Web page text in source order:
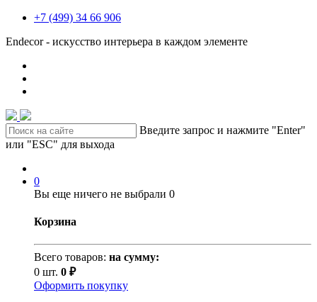
+7 (499) 34 66 906
Endecor - искусство интерьера в каждом элементе
Введите запрос и нажмите "Enter"
или "ESC" для выхода
0
Вы еще ничего не выбрали 0
Корзина
Всего товаров: на сумму:
0 шт. 0 ₽
Оформить покупку